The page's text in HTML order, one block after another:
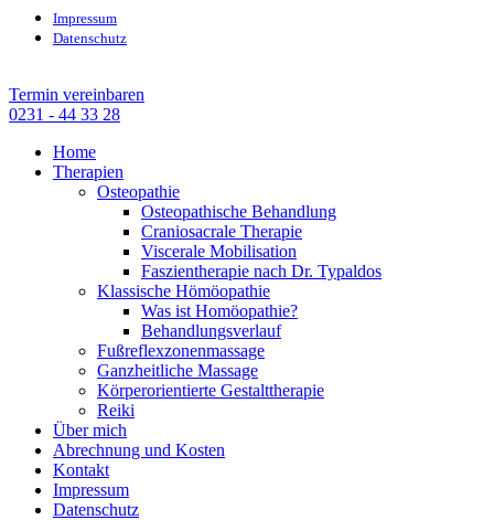
Impressum
Datenschutz
Termin vereinbaren
0231 - 44 33 28
Home
Therapien
Osteopathie
Osteopathische Behandlung
Craniosacrale Therapie
Viscerale Mobilisation
Faszientherapie nach Dr. Typaldos
Klassische Hömöopathie
Was ist Homöopathie?
Behandlungsverlauf
Fußreflexzonenmassage
Ganzheitliche Massage
Körperorientierte Gestalttherapie
Reiki
Über mich
Abrechnung und Kosten
Kontakt
Impressum
Datenschutz